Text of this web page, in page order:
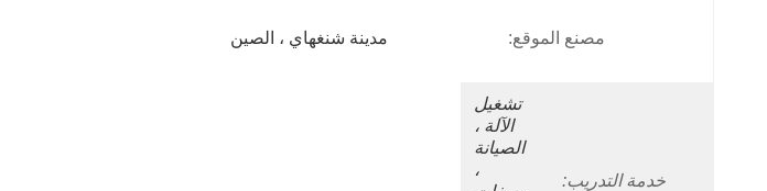
مصنع الموقع: مدينة شنغهاي ، الصين
خدمة التدريب: